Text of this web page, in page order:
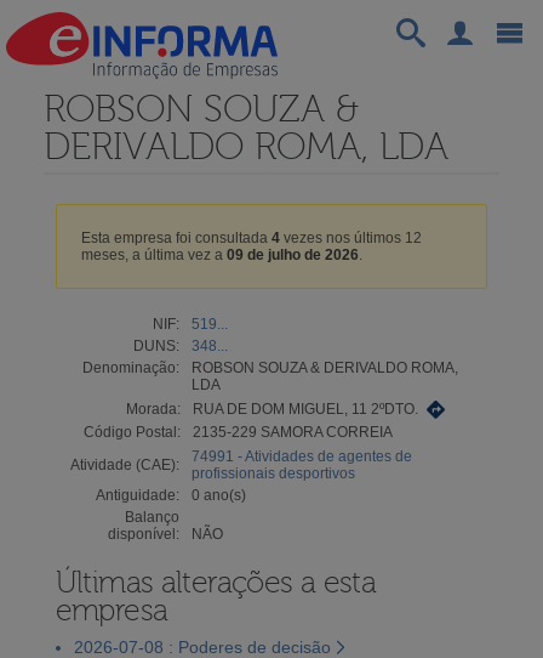
ROBSON SOUZA &
DERIVALDO ROMA, LDA
Esta empresa foi consultada 4vezes nos últimos 12
meses, a última vez a 09 de julho de 2026.
NIF:
519...
DUNS:
348...
Denominação:
ROBSON SOUZA & DERIVALDO ROMA,
LDA
Morada:
RUA DE DOM MIGUEL, 11 2ºDTO.
Código Postal:
2135-229 SAMORA CORREIA
Atividade (CAE):
74991 - Atividades de agentes de
profissionais desportivos
Antiguidade:
0 ano(s)
Balanço
disponível:
NÃO
Últimas alterações a esta
empresa
2026-07-08 : Poderes de decisão